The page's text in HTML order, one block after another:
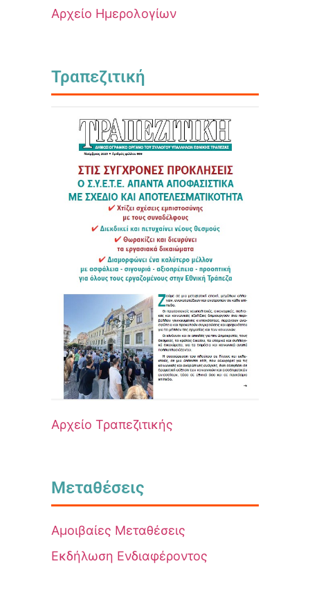
Αρχείο Ημερολογίων
Τραπεζιτική
Αρχείο Τραπεζιτικής
Μεταθέσεις
Αμοιβαίες Μεταθέσεις
Εκδήλωση Ενδιαφέροντος